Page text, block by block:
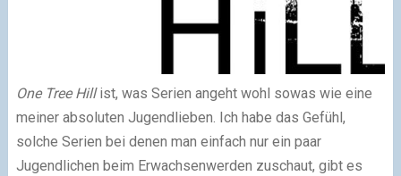
One Tree Hillist, was Serien angeht wohl sowas wie eine
meiner absoluten Jugendlieben. Ich habe das Gefühl,
solche Serien bei denen man einfach nur ein paar
Jugendlichen beim Erwachsenwerden zuschaut, gibt es